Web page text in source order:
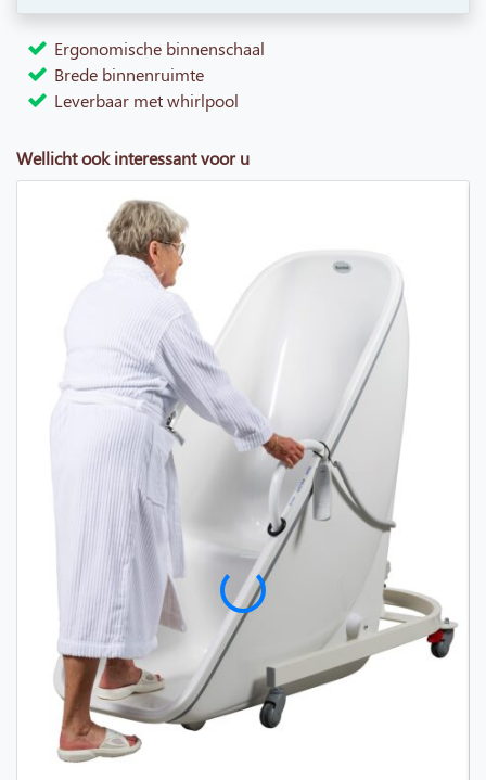
Ergonomische binnenschaal
Brede binnenruimte
Leverbaar met whirlpool
Wellicht ook interessant voor u